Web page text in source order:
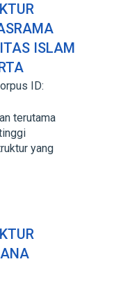
ISLAM
ID:
terutama
yang